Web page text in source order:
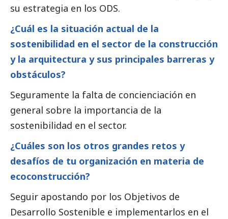
su estrategia en los ODS.
¿Cuál es la situación actual de la
sostenibilidad en el sector de la construcción
y la arquitectura y sus principales barreras y
obstáculos?
Seguramente la falta de concienciación en
general sobre la importancia de la
sostenibilidad en el sector.
¿Cuáles son los otros grandes retos y
desafíos de tu organización en materia de
ecoconstrucción?
Seguir apostando por los Objetivos de
Desarrollo Sostenible e implementarlos en el